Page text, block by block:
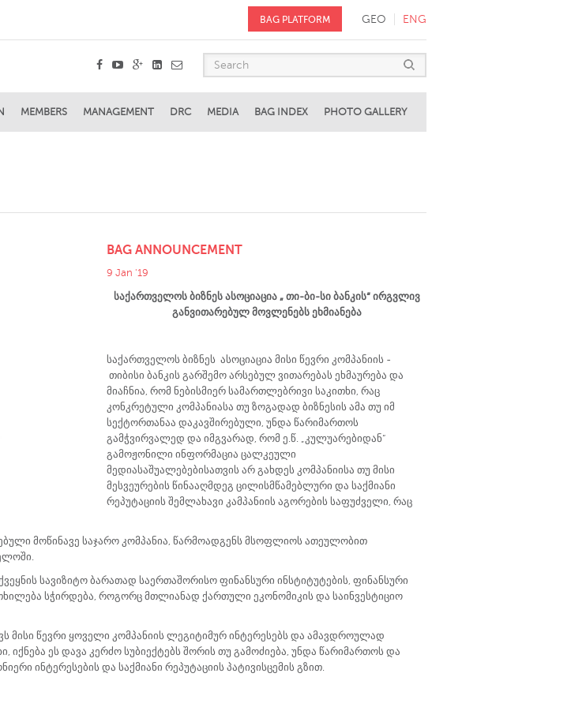
GEO ENG
BAG PLATFORM
MEMBERS MANAGEMENT DRC MEDIA BAG INDEX PHOTO GALLERY
BAG ANNOUNCEMENT
9 Jan '19
საქართველოს ბიზნეს ასოციაცია „ თი-ბი-სი ბანკის“ ირგვლივ
განვითარებულ მოვლენებს ეხმიანება
საქართველოს ბიზნეს ასოციაცია მისი წევრი კომპანიის -
თიბისი ბანკის გარშემო არსებულ ვითარებას ეხმაურება და
მიაჩნია, რომ ნებისმიერ სამართლებრივი საკითხი, რაც
კონკრეტული კომპანიასა თუ ზოგადად ბიზნესის ამა თუ იმ
სექტორთანაა დაკავშირებული, უნდა წარიმართოს
გამჭვირვალედ და იმგვარად, რომ ე.წ. „კულუარებიდან“
გამოჟონილი ინფორმაცია ცალკეული
მედიასაშუალებებისათვის არ გახდეს კომპანიისა თუ მისი
მესვეურების წინააღმდეგ ცილისმწამებლური და საქმიანი
რეპუტაციის შემლახავი კამპანიის აგორების საფუძველი, რაც
მოწინავე საჯარო კომპანია, წარმოადგენს მსოფლიოს ათეულობით
სავიზიტო ბარათად საერთაშორისო ფინანსური ინსტიტუტების, ფინანსური
სჭირდება, როგორც მთლიანად ქართული ეკონომიკის და საინვესტიციო
მისი წევრი ყოველი კომპანიის ლეგიტიმურ ინტერესებს და ამავდროულად
იქნება ეს დავა კერძო სუბიექტებს შორის თუ გამოძიება, უნდა წარიმართოს და
ინტერესების და საქმიანი რეპუტაციის პატივისცემის გზით.